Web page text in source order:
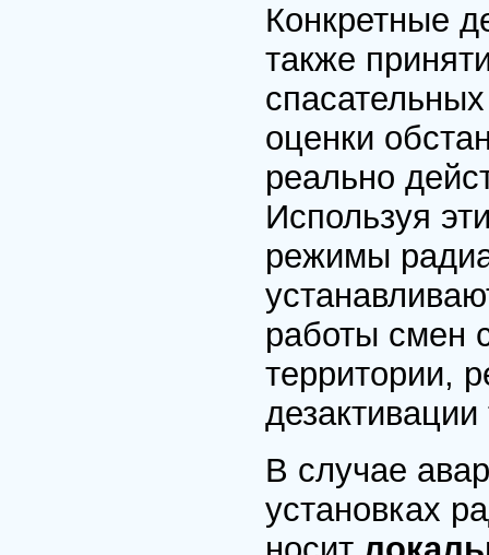
Конкретные
также
оценки
реально
Используя
режимы
работы смен
территории,
В случае
установках